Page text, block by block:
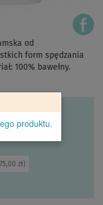
od
form spędzania
100% bawełny.
produktu.
75,00 zł)